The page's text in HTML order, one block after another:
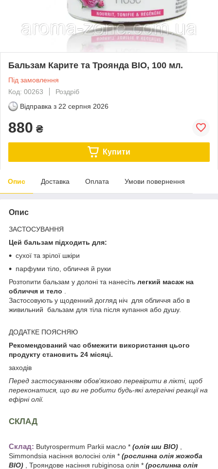
Бальзам Карите та Троянда BIO, 100 мл.
Під замовлення
Код: 00263
Роздріб
Відправка з 22 серпня 2026
880 ₴
Купити
Опис Доставка Оплата Умови повернення
Опис
ЗАСТОСУВАННЯ
Цей бальзам підходить для:
сухої та зрілої шкіри
парфуми тіло, обличчя й руки
Розтопити бальзам у долоні та нанесіть легкий масаж на
обличчя и тело
Застосовують у щоденний догляд ніч для обличчя або в
живильний бальзам для тіла після купання або душу.
ДОДАТКЕ ПОЯСНЯЮ
Рекомендований час обмежити використання цього
продукту становить 24 місяці.
заходів
Перед застосуванням обов'язково перевірити в лікті, щоб
переконатися, що ви не робити будь-які алергічні реакції на
ефірні олії.
СКЛАД
Склад: Butyrospermum Parkii масло * (олія ши BIO)
Simmondsia насіння волосіні олія * (рослинна олія жожоба
BIO) , Трояндове насіння rubiginosa олія * (рослинна олія